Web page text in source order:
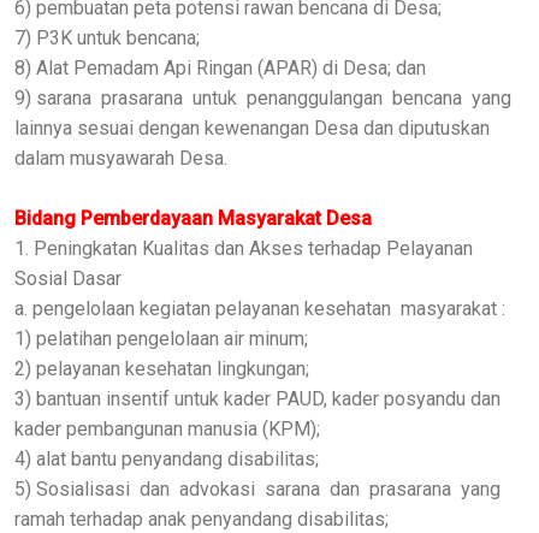
6) pembuatan peta potensi rawan bencana di Desa;
7) P3K untuk bencana;
8) Alat Pemadam Api Ringan (APAR) di Desa; dan
9) sarana prasarana untuk penanggulangan bencana yang
lainnya sesuai dengan kewenangan Desa dan diputuskan
dalam musyawarah Desa.
Bidang Pemberdayaan Masyarakat Desa
1. Peningkatan Kualitas dan Akses terhadap Pelayanan
Sosial Dasar
a. pengelolaan kegiatan pelayanan kesehatan masyarakat :
1) pelatihan pengelolaan air minum;
2) pelayanan kesehatan lingkungan;
3) bantuan insentif untuk kader PAUD, kader posyandu dan
kader pembangunan manusia (KPM);
4) alat bantu penyandang disabilitas;
5) Sosialisasi dan advokasi sarana dan prasarana yang
ramah terhadap anak penyandang disabilitas;